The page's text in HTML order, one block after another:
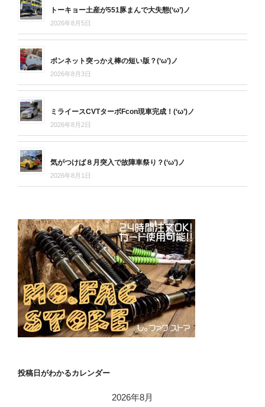
トーキョー土産が551豚まんで大失態(‘ω’)ノ
2026年8月5日
ボンネット突っかえ棒の短い版？(‘ω’)ノ
2026年8月3日
ミライースCVTターボFcon現車完成！(‘ω’)ノ
2026年8月2日
気がつけば８月突入で故障車祭り？(‘ω’)ノ
2026年8月1日
投稿日がわかるカレンダー
2026年8月